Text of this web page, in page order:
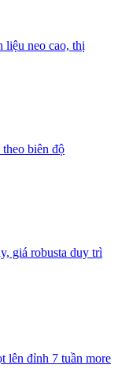
liệu neo cao, thị
biên độ
giá robusta duy trì
đỉnh 7 tuần more